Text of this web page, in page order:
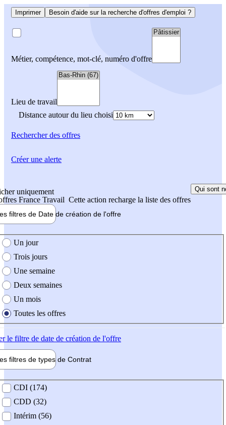
Imprimer Besoin d'aide sur la recherche d'offres d'emploi ?
Métier, compétence, mot-clé, numéro d'offre
Lieu de travail
Distance autour du lieu choisi
Rechercherdes offres
uniquement
France Travail Cette action recharge la liste des offres
Qui sont
filtres de Date de création de l'offre
création de l'offre
Un jour
Trois jours
Une semaine
Deux semaines
Un mois
Toutes les offres
le filtre de date de création de l'offre
filtres de types de Contrat
contrat
CDI (174)
CDD (32)
Intérim (56)
Créer une alerte